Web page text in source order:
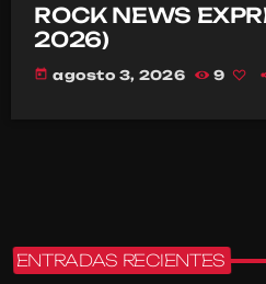
ROCK NEWS
2026)
today agosto 3, 2026 9
ENTRADAS RECIENTES